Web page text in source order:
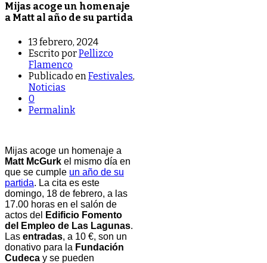
Mijas acoge un homenaje
a Matt al año de su partida
13 febrero, 2024
Escrito porPellizco
Flamenco
Publicado en Festivales,
Noticias
0
Permalink
Mijas acoge un homenaje a
Matt McGurk el mismo día en
que se cumple un año de su
partida. La cita es este
domingo, 18 de febrero, a las
17.00 horas en el salón de
actos del
Edificio Fomento
del Empleo de Las Lagunas.
Las entradas, a 10 €, son un
donativo para la Fundación
Cudeca y se pueden